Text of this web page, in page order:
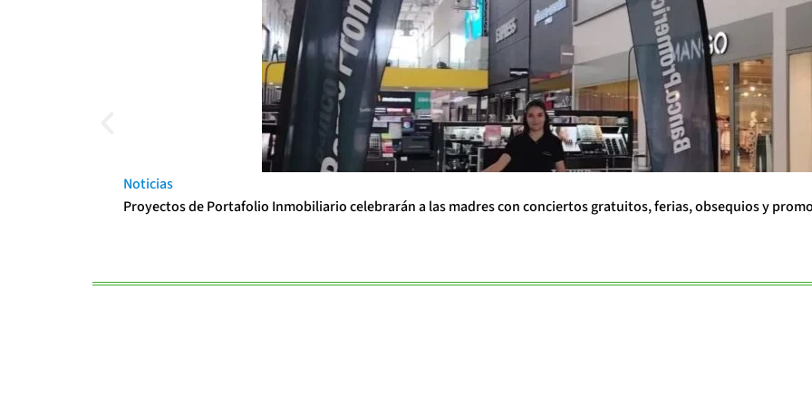
Noticias
Proyectos de Portafolio Inmobiliario celebrarán a las madres con conciertos gratuitos, ferias, obsequios y